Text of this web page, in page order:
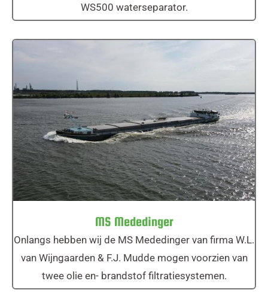
WS500 waterseparator.
MS Mededinger
MS Mededinger
Onlangs hebben wij de MS Mededinger van firma W.L.
van Wijngaarden & F.J. Mudde mogen voorzien van
twee olie en- brandstof filtratiesystemen.